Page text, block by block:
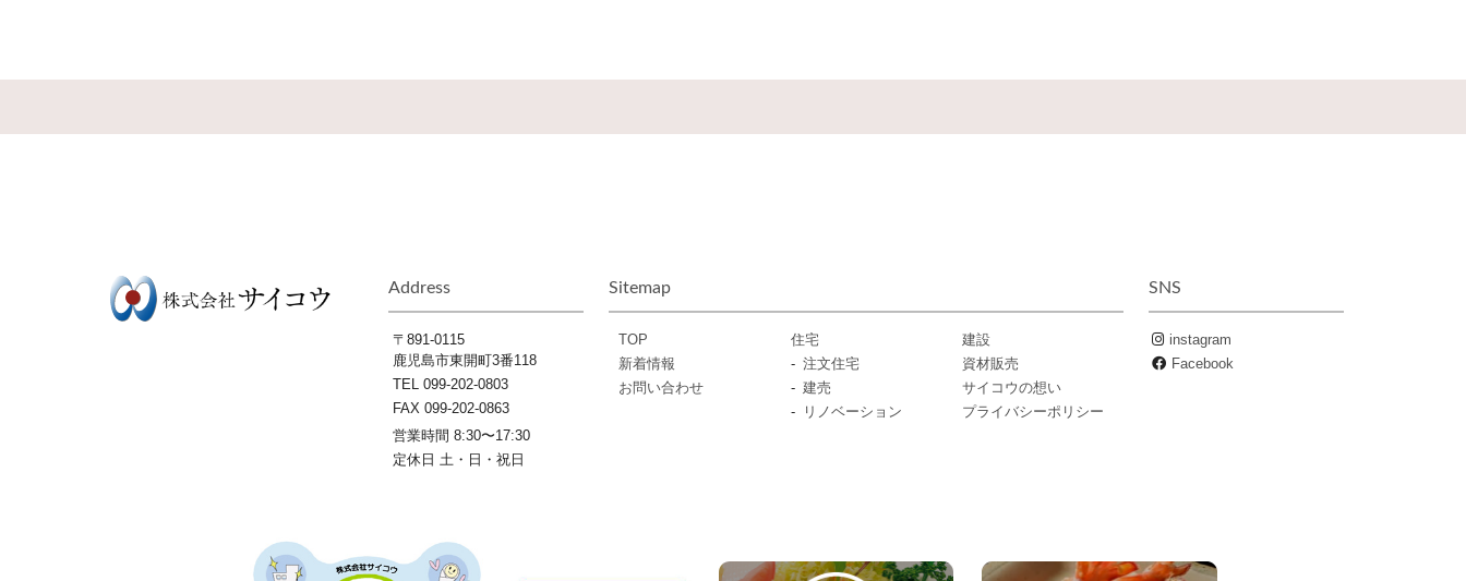
Address
〒891-0115
鹿児島市東開町3番118
TEL 099-202-0803
FAX 099-202-0863
営業時間 8:30〜17:30
定休日 土・日・祝日
Sitemap
TOP
新着情報
お問い合わせ
住宅
注文住宅
建売
リノベーション
建設
資材販売
サイコウの想い
プライバシーポリシー
SNS
instagram
Facebook